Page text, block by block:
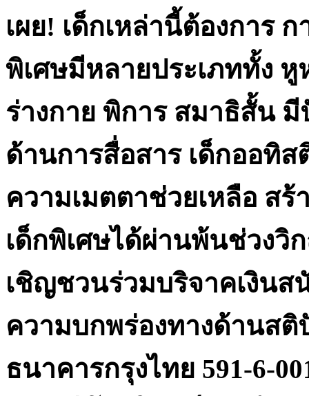
เผย! เด็กเหล่านี้ต้องการ
พิเศษมีหลายประเภททั้ง
ร่างกาย พิการ สมาธิสั้น
ด้านการสื่อสาร เด็กออทิ
ความเมตตาช่วยเหลือ สร้
เด็กพิเศษได้ผ่านพ้นช่วงวิ
เชิญชวนร่วมบริจาคเงิน
ความบกพร่องทางด้านส
ธนาคารกรุงไทย 591-6-